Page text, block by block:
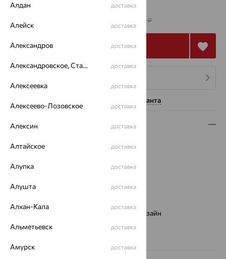
от 168 286 467 461₽
Купить
Нужна помощь консультанта
Описание
Вид изделия:
Металл:
Проба:585
Европейский дизайн
Бренд:MAGIC STONES
Алдан доставка
Алейск доставка
Александров доставка
Александровское, Ставропольский край доставка
Алексеевка доставка
Алексеево-Лозовское доставка
Алексин доставка
Алтайское доставка
Алупка доставка
Алушта доставка
Алхан-Кала доставка
Альметьевск доставка
Амурск доставка